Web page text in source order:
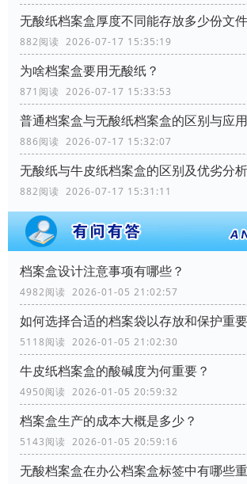
无酸纸档案盒厚度不同能存放多少份文
882阅读 2026-07-17 15:35:19
为啥档案盒要用无酸纸？
871阅读 2026-07-17 15:33:53
普通档案盒与无酸纸档案盒的区别与应用
886阅读 2026-07-17 15:32:07
无酸纸与牛皮纸档案盒的区别及优劣分
882阅读 2026-07-17 15:31:11
档案盒设计注意事项有哪些？
4982阅读 2026-01-05 21:02:57
如何选择合适的档案袋以存放和保护重
5118阅读 2026-01-05 21:02:30
牛皮纸档案盒的酸碱度为何重要？
4950阅读 2026-01-05 20:59:32
档案盒生产的成本大概是多少？
5143阅读 2026-01-05 20:59:16
无酸档案盒在办公档案盒标签中有哪些